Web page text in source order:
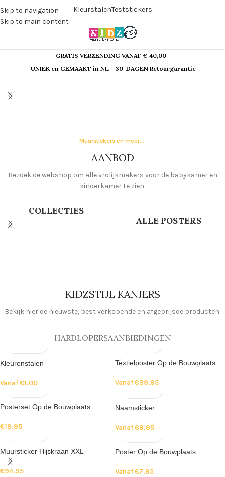
Skip to navigation
Skip to main content
KleurstalenTeststickers
GRATIS VERZENDING VANAF € 40,00
UNIEK en GEMAAKT in NL
30-DAGEN Retourgarantie
Muurstickers en meer....
AANBOD
Bezoek de webshop om alle vrolijkmakers voor de babykamer en
kinderkamer te zien.
COLLECTIES
ALLE POSTERS
KIDZSTIJL KANJERS
Bekijk hier de nieuwste, best verkopende en afgeprijsde producten.
HARDLOPERSAANBIEDINGEN
Kleurenstalen
Vanaf€1.00
Textielposter Op de Bouwplaats
Vanaf€39.95
Posterset Op de Bouwplaats
€19.95
Naamsticker
Vanaf€9.95
Muursticker Hijskraan XXL
€94.95
Poster Op de Bouwplaats
Vanaf€7.95